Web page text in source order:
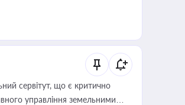
сервітут, що є критично
управління земельними